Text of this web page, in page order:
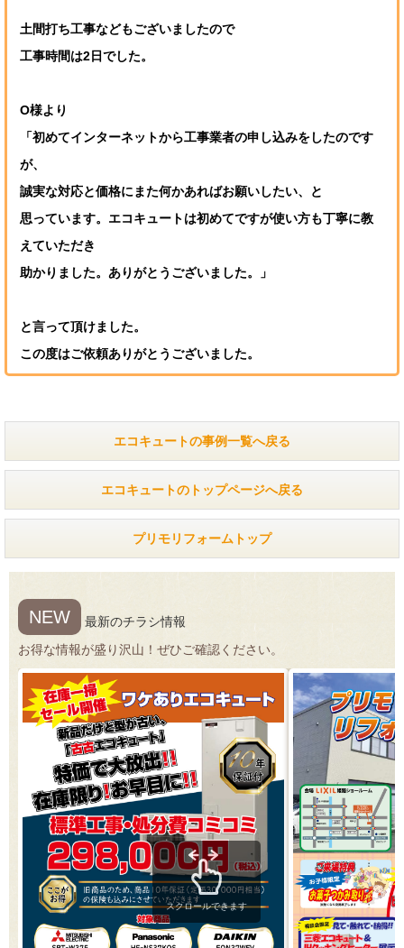
土間打ち工事などもございましたので
工事時間は2日でした。
O様より
「初めてインターネットから工事業者の申し込みをしたのです
が、
誠実な対応と価格にまた何かあればお願いしたい、と
思っています。エコキュートは初めてですが使い方も丁寧に教
えていただき
助かりました。ありがとうございました。」
と言って頂けました。
この度はご依頼ありがとうございました。
エコキュートの事例一覧へ戻る
エコキュートのトップページへ戻る
プリモリフォームトップ
NEW
最新のチラシ情報
お得な情報が盛り沢山！ぜひご確認ください。
スクロールできます